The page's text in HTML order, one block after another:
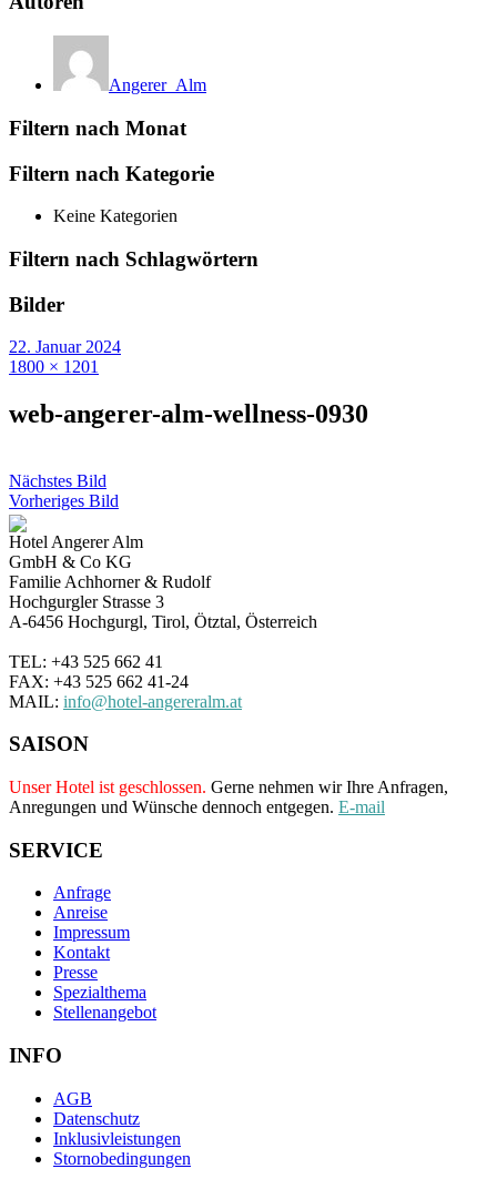
Angerer_Alm
Filtern nach Monat
Filtern nach Kategorie
Keine Kategorien
Filtern nach Schlagwörtern
Bilder
22. Januar 2024
1800 × 1201
web-angerer-alm-wellness-0930
Nächstes Bild
Vorheriges Bild
Hotel Angerer Alm
GmbH & Co KG
Familie Achhorner & Rudolf
Hochgurgler Strasse 3
A-6456 Hochgurgl, Tirol, Ötztal, Österreich
TEL: +43 525 662 41
FAX: +43 525 662 41-24
MAIL: info@hotel-angereralm.at
SAISON
Unser Hotel ist geschlossen. Gerne nehmen wir Ihre Anfragen,
Anregungen und Wünsche dennoch entgegen. E-mail
SERVICE
Anfrage
Anreise
Impressum
Kontakt
Presse
Spezialthema
Stellenangebot
INFO
AGB
Datenschutz
Inklusivleistungen
Stornobedingungen